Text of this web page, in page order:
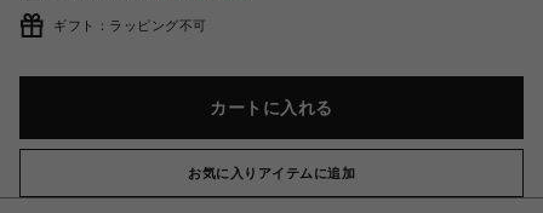
ギフト：ラッピング不可
カートに入れる
お気に入りアイテムに追加